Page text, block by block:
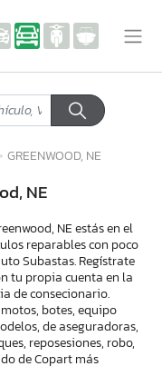
GREENWOOD, NE
NE
NE estás en el
reparables con poco
Subastas. Regístrate
tu propia cuenta en la
de consecionario.
botes, equipo
de aseguradoras,
reposesiones, robo,
de Copart más